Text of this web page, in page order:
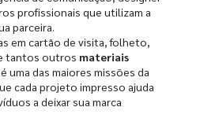
profissionais que utilizam a
parceira.
em cartão de visita, folheto,
tantos outros materiais
uma das maiores missões da
cada projeto impresso ajuda
a deixar sua marca